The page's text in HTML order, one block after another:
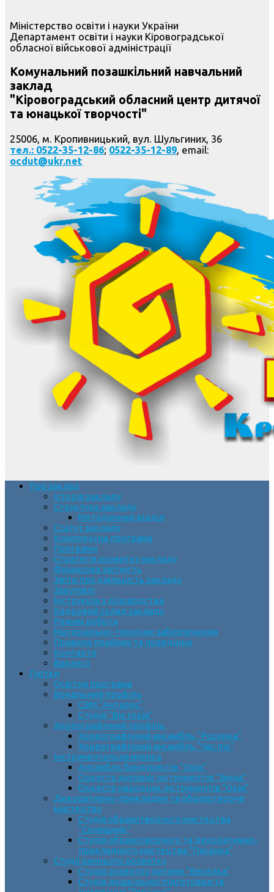
Міністерство освіти і науки України
Департамент освіти і науки Кіровоградської
обласної військової адміністрації
Комунальний позашкільний навчальний
заклад
"Кіровоградський обласний центр дитячої
та юнацької творчості"
25006, м. Кропивницький, вул. Шульгиних, 36
тел.: 0522-35-12-86; 0522-35-12-89, email:
ocdut@ukr.net
Про заклад
Історія закладу
Структура закладу
Методичний відділ
Статут закладу
Комплексна програма
Програми
Стратегія розвитку закладу
Фінансова звітність
Звіти про діяльність закладу
Закупівлі
Інструкція з діловодства
Кадровий склад закладу
Режим роботи
Матеріально-технічне забезпечення
Правила прийому та поведінки
Контакти
Вакансії
Гуртки
Освітня програма
Вокальний профіль
СВМ “Антарес”
Студія “Вікторія”
Хореографічний профіль
Хореографічний ансамбль “Росинка”
Хореографічний ансамбль “Час пік”
Інструментальна музика
Ансамбль бандуристів “Орія”
Оркестр духових інструментів “Зміна”
Оркестр народних інструментів “Орія”
Декоративно-прикладне та образотворче
мистецтво
Cтудія образотворчого мистецтва
“Соняшник”
Студія образотворчого та декоративно-
прикладного мистецтва “Писанка”
Студії раннього розвитку
Студія розвитку дитини “Веселка”
Студія дошкільної підготовки та